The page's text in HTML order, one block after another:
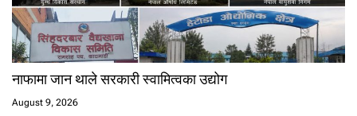
नाफामा जान थाले सरकारी स्वामित्वका उद्योग
August 9, 2026